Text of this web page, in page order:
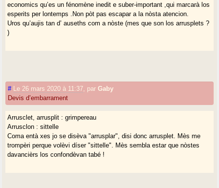
economics qu’es un fénomène inedit e suber-important ,qui marcarà los
esperits per lontemps .Non pòt pas escapar a la nòsta atencion.
Uros qu’aujis tan d’ auseths com a nòste (mes que son los arrusplets ?
)
# Le 26 mars 2020 à 11:37 parGaby
Devis d’embarrament
Arrusclet, arrusplit : grimpereau
Arrusclon : sittelle
Coma entà xes jo se disèva "arrusplar", disi donc arrusplet. Mès me
trompèri perque volèvi díser "sittelle". Mès sembla estar que nòstes
davancièrs los confondèvan tabé !